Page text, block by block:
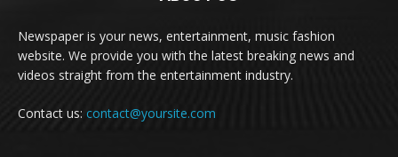
Newspaper is your news, entertainment, music fashion
website. We provide you with the latest breaking news and
videos straight from the entertainment industry.
Contact us: contact@yoursite.com